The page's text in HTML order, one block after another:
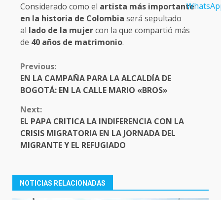
Considerado como el artista más importante
en la historia de Colombia será sepultado
al lado de la mujercon la que compartió más
de 40 años de matrimonio.
CONTINUE
READING
Previous:
EN LA CAMPAÑA PARA LA ALCALDÍA DE
BOGOTÁ: EN LA CALLE MARIO «BROS»
Next:
EL PAPA CRITICA LA INDIFERENCIA CON LA
CRISIS MIGRATORIA EN LA JORNADA DEL
MIGRANTE Y EL REFUGIADO
NOTICIAS RELACIONADAS